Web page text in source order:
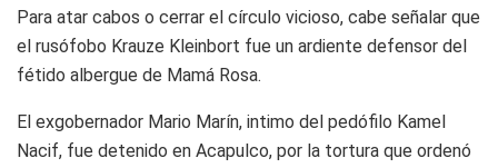
Para atar cabos o cerrar el círculo vicioso, cabe señalar que
el rusófobo Krauze Kleinbort fue un ardiente defensor del
fétido albergue de Mamá Rosa.
El exgobernador Mario Marín, intimo del pedófilo Kamel
Nacif, fue detenido en Acapulco, por la tortura que ordenó